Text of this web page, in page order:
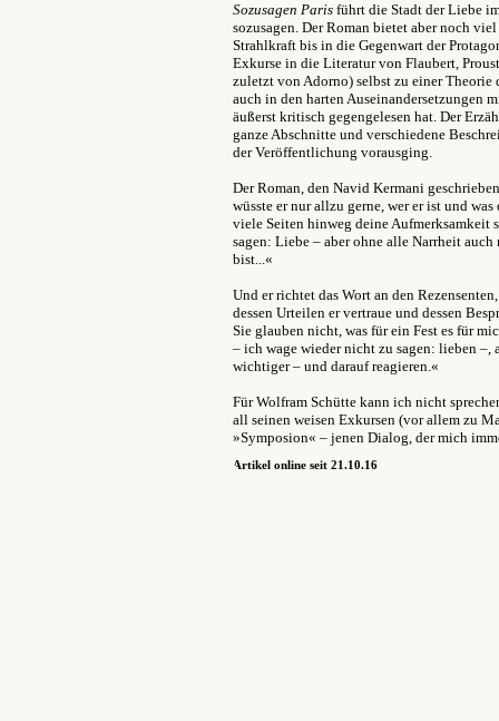
Sozusagen Paris führt die Stadt der Liebe
sozusagen. Der Roman bietet aber noch
Strahlkraft bis in die Gegenwart der
Exkurse in die Literatur von Flaubert,
zuletzt von Adorno) selbst zu einer Theorie
auch in den harten Auseinandersetzungen
äußerst kritisch gegengelesen hat. Der
ganze Abschnitte und verschiedene
der Veröffentlichung vorausging.
Der Roman, den Navid Kermani
wüsste er nur allzu gerne, wer er ist und
viele Seiten hinweg deine
sagen: Liebe – aber ohne alle Narrheit
bist...«
Und er richtet das Wort an den
dessen Urteilen er vertraue und dessen
Sie glauben nicht, was für ein Fest es für
– ich wage wieder nicht zu sagen: lieben
wichtiger – und darauf reagieren.«
Für Wolfram Schütte kann ich nicht
all seinen weisen Exkursen (vor allem zu
»Symposion« – jenen Dialog, der mich
Artikel online seit 21.10.16